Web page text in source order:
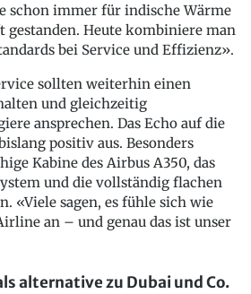
schon immer für indische Wärme
gestanden. Heute kombiniere man
bei Service und Effizienz».
sollten weiterhin einen
und gleichzeitig
ansprechen. Das Echo auf die
positiv aus. Besonders
Kabine des Airbus A350, das
und die vollständig flachen
«Viele sagen, es fühle sich wie
an – und genau das ist unser
alternative zu Dubai und Co.